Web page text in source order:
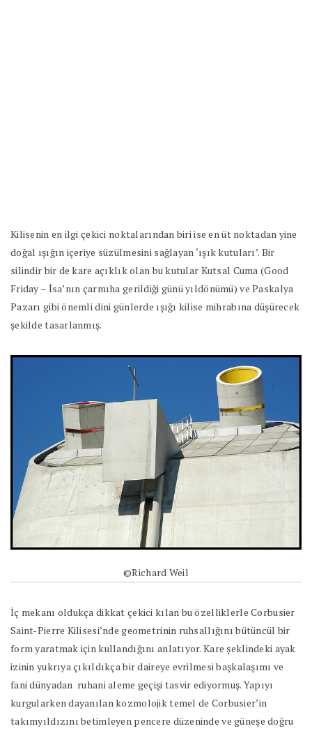
Kilisenin en ilgi çekici noktalarından biri ise en üt noktadan yine
doğal ışığın içeriye süzülmesini sağlayan ‘ışık kutuları’. Bir
silindir bir de kare açıklık olan bu kutular Kutsal Cuma (Good
Friday – İsa’nın çarmıha gerildiği günü yıldönümü) ve Paskalya
Pazarı gibi önemli dini günlerde ışığı kilise mihrabına düşürecek
şekilde tasarlanmış.
©Richard Weil
İç mekanı oldukça dikkat çekici kılan bu özelliklerle Corbusier
Saint-Pierre Kilisesi’nde geometrinin ruhsallığını bütüncül bir
form yaratmak için kullandığını anlatıyor. Kare şeklindeki ayak
izinin yukrıya çıkıldıkça bir daireye evrilmesi başkalaşımı ve
fani dünyadan ruhani aleme geçişi tasvir ediyormuş. Yapıyı
kurgularken dayanılan kozmolojik temel de Corbusier’in
takımyıldızını betimleyen pencere düzeninde ve güneşe doğru